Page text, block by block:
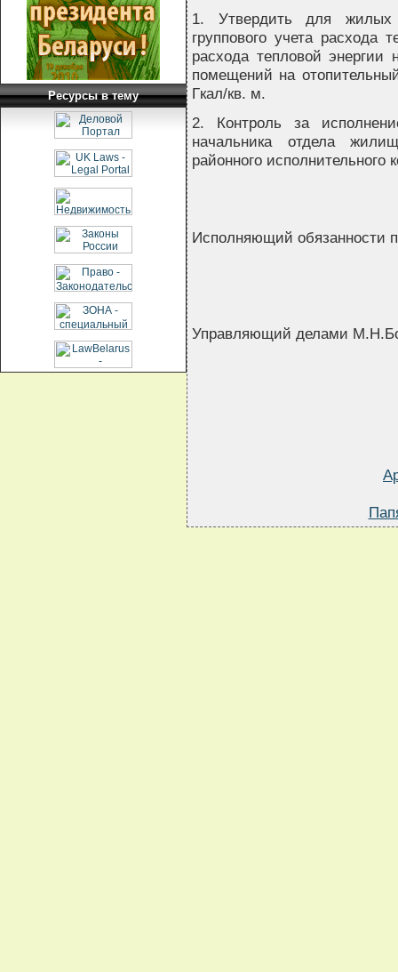
Ресурсы в тему
1. Утвердить для жилых
группового учета расхода
расхода тепловой энергии
помещений на
Гкал/кв. м.
2. Контроль за
начальника отдела
районного исполнительного
Исполняющий обязанности
Управляющий делами